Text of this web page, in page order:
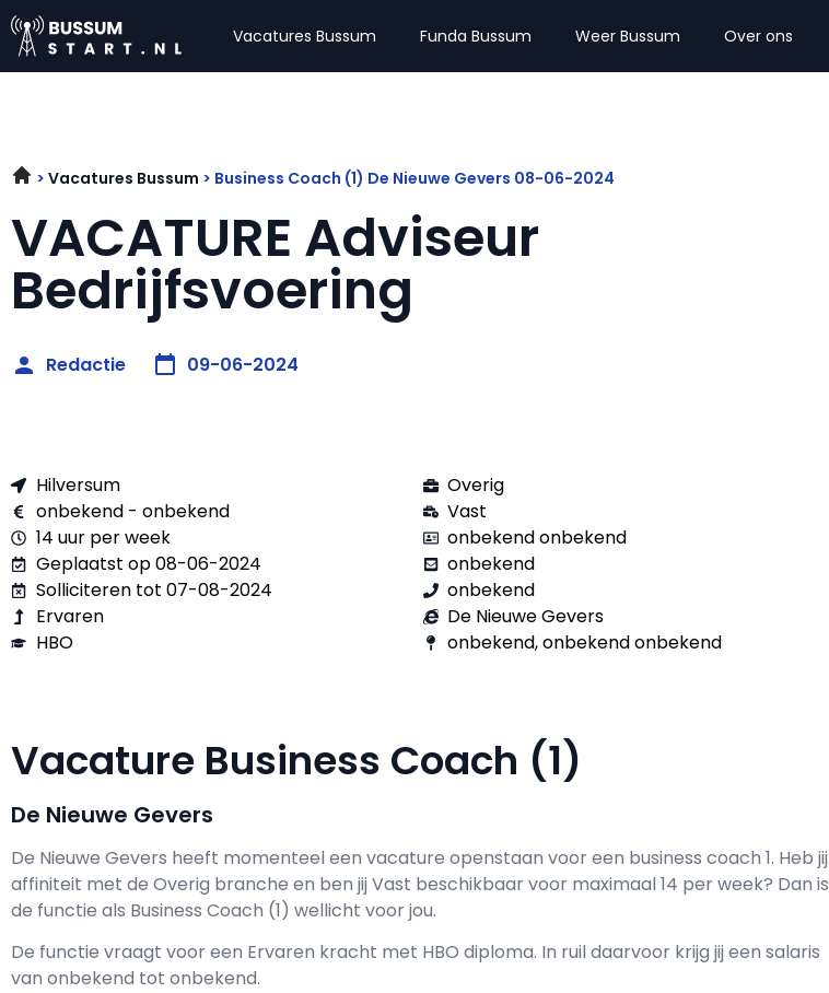
Vacatures Bussum Funda Bussum Weer Bussum Over ons
Vacatures Bussum Business Coach (1) De Nieuwe Gevers 08-06-2024
VACATURE Adviseur
Bedrijfsvoering
Redactie 09-06-2024
Hilversum
onbekend - onbekend
14 uur per week
Geplaatst op 08-06-2024
Solliciteren tot 07-08-2024
Ervaren
HBO
Overig
Vast
onbekend onbekend
onbekend
onbekend
De Nieuwe Gevers
onbekend, onbekend onbekend
Vacature Business Coach (1)
De Nieuwe Gevers
De Nieuwe Gevers heeft momenteel een vacature openstaan voor een business coach 1. Heb jij
affiniteit met de Overig branche en ben jij Vast beschikbaar voor maximaal 14 per week? Dan is
de functie als Business Coach (1) wellicht voor jou.
De functie vraagt voor een Ervaren kracht met HBO diploma. In ruil daarvoor krijg jij een salaris
van onbekend tot onbekend.